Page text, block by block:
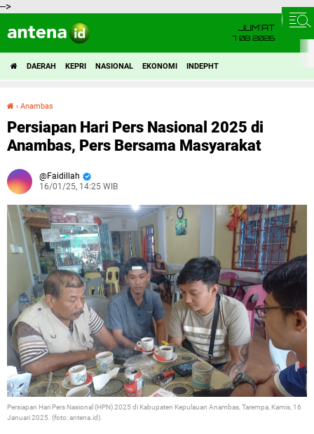
-->
JUM'AT
7 08 2026
DAERAH KEPRI NASIONAL EKONOMI INDEPHT
› Anambas
Persiapan Hari Pers Nasional 2025 di
Anambas, Pers Bersama Masyarakat
Faidillah
16/01/25, 14:25 WIB
Persiapan Hari Pers Nasional (HPN) 2025 di Kabupaten Kepulauan Anambas, Tarempa, Kamis, 16
Januari 2025. (foto: antena.id).